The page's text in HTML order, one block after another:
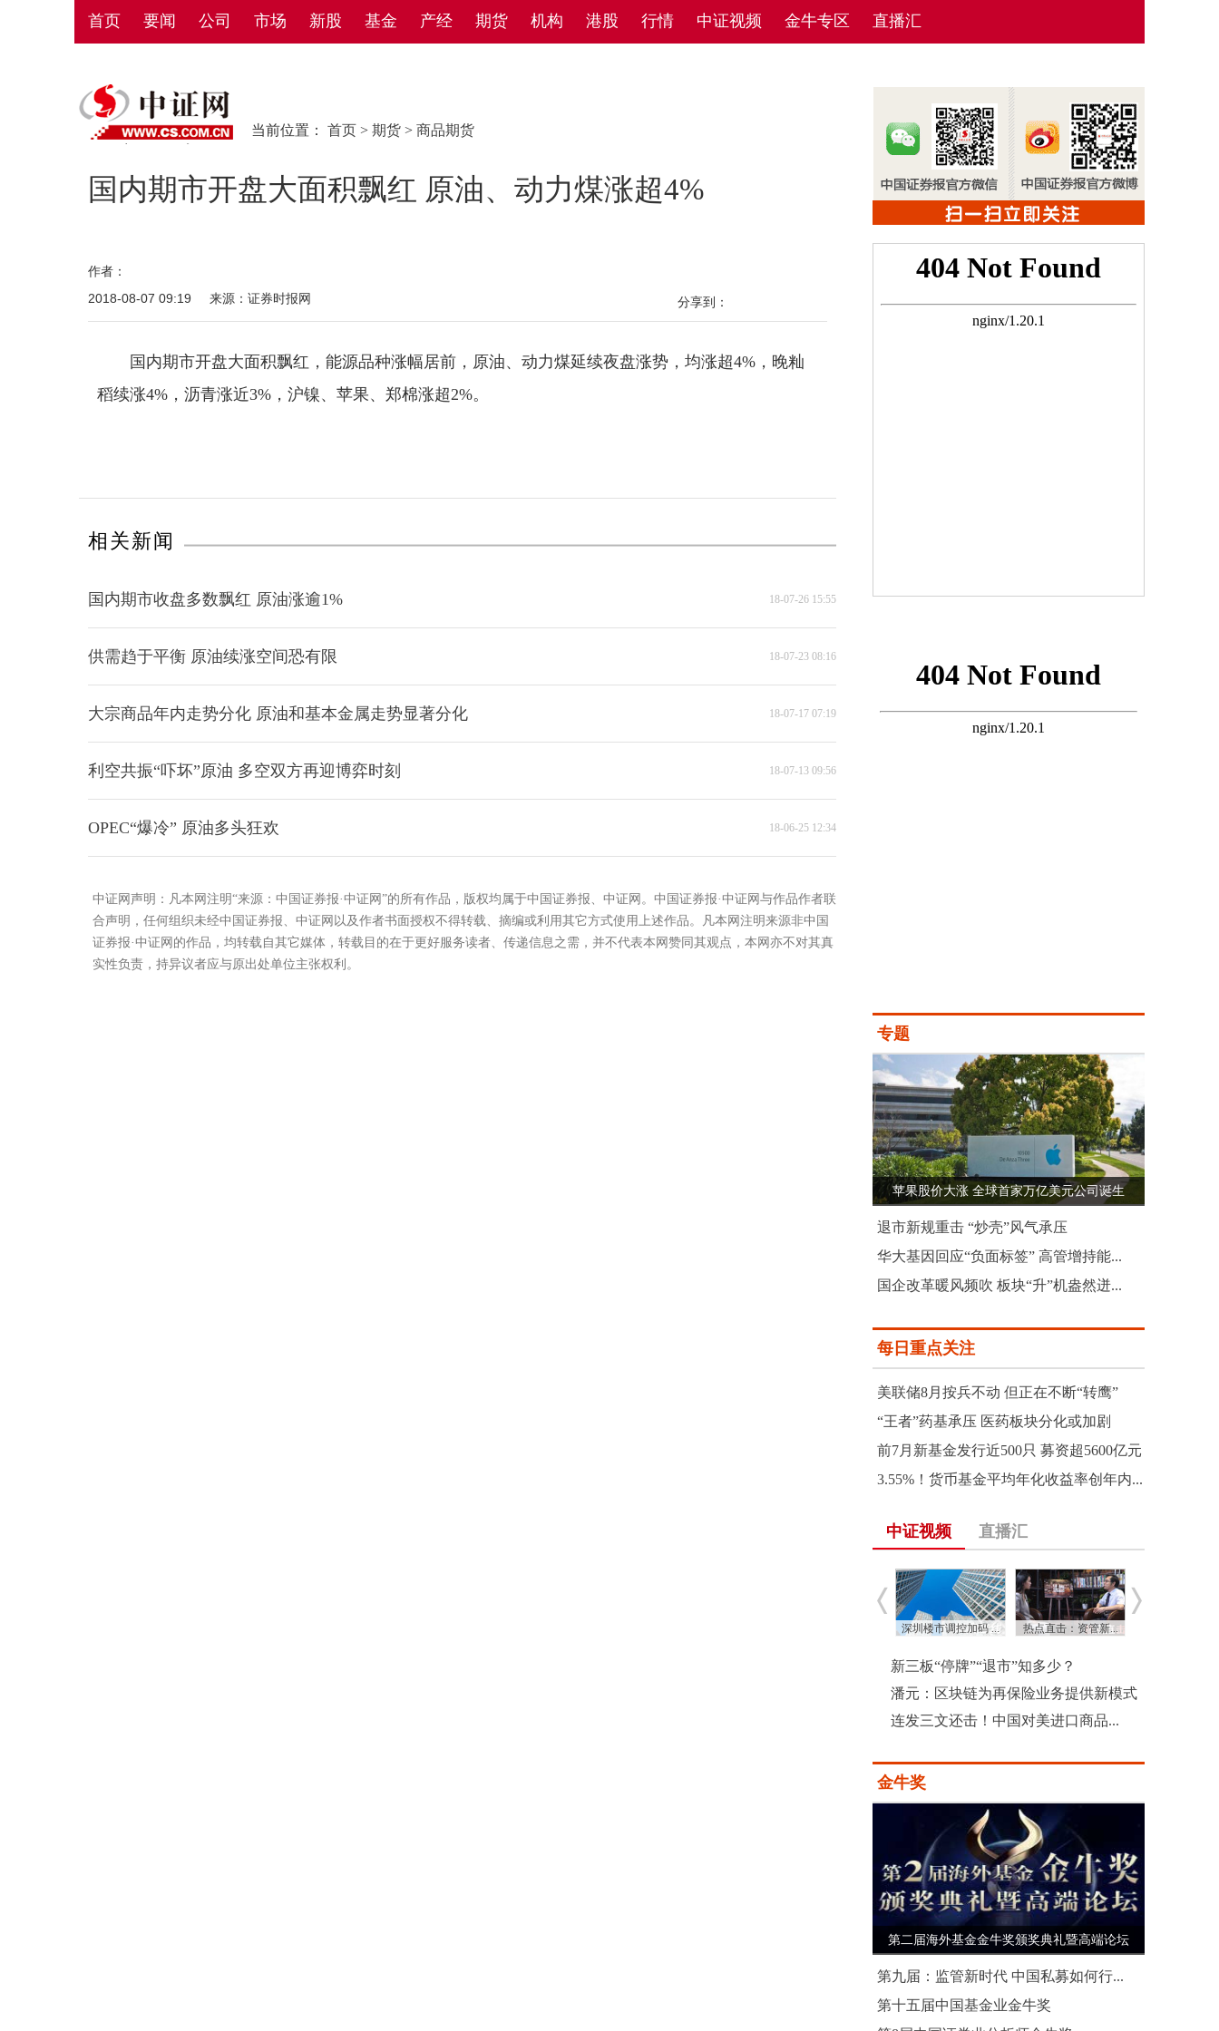
首页 要闻 公司 市场 新股 基金 产经 期货 机构 港股 行情 中证视频 金牛专区 直播汇
当前位置： 首页 > 期货 > 商品期货
国内期市开盘大面积飘红 原油、动力煤涨超4%
作者：
2018-08-07 09:19
来源：证券时报网 分享到：
国内期市开盘大面积飘红，能源品种涨幅居前，原油、动力煤延续夜盘涨势，均涨超4%，晚籼
稻续涨4%，沥青涨近3%，沪镍、苹果、郑棉涨超2%。
相关新闻
18-07-26 15:55
国内期市收盘多数飘红 原油涨逾1%
18-07-23 08:16
供需趋于平衡 原油续涨空间恐有限
18-07-17 07:19
大宗商品年内走势分化 原油和基本金属走势显著分化
18-07-13 09:56
利空共振“吓坏”原油 多空双方再迎博弈时刻
18-06-25 12:34
OPEC“爆冷” 原油多头狂欢
中证网声明：凡本网注明“来源：中国证券报·中证网”的所有作品，版权均属于中国证券报、中证网。中国证券报·中证网与作品作者联
合声明，任何组织未经中国证券报、中证网以及作者书面授权不得转载、摘编或利用其它方式使用上述作品。凡本网注明来源非中国
证券报·中证网的作品，均转载自其它媒体，转载目的在于更好服务读者、传递信息之需，并不代表本网赞同其观点，本网亦不对其真
实性负责，持异议者应与原出处单位主张权利。
专题
苹果股价大涨 全球首家万亿美元公司诞生
退市新规重击 “炒壳”风气承压
华大基因回应“负面标签” 高管增持能...
国企改革暖风频吹 板块“升”机盎然迸...
每日重点关注
美联储8月按兵不动 但正在不断“转鹰”
“王者”药基承压 医药板块分化或加剧
前7月新基金发行近500只 募资超5600亿元
3.55%！货币基金平均年化收益率创年内...
中证视频 直播汇
深圳楼市调控加码 ... 热点直击：资管新...
新三板“停牌”“退市”知多少？
潘元：区块链为再保险业务提供新模式
连发三文还击！中国对美进口商品...
金牛奖
第二届海外基金金牛奖颁奖典礼暨高端论坛
第九届：监管新时代 中国私募如何行...
第十五届中国基金业金牛奖